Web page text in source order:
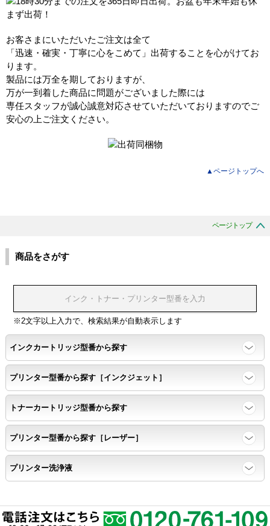
お客さまにいただいたご注文は全て
「迅速・確実・丁寧に心をこめて」出荷することを心がけてお
ります。
製品には万全を期しておりますが、
万が一到着した商品に問題がございました際には
専任スタッフが誠心誠意対応させていただいておりますのでご
安心の上ご注文ください。
▲ページトップへ
ページトップ
商品をさがす
※2文字以上入力で、検索結果が自動表示します
インクカートリッジ型番から探す
プリンター型番から探す［インクジェット］
トナーカートリッジ型番から探す
プリンター型番から探す［レーザー］
プリンター洗浄液